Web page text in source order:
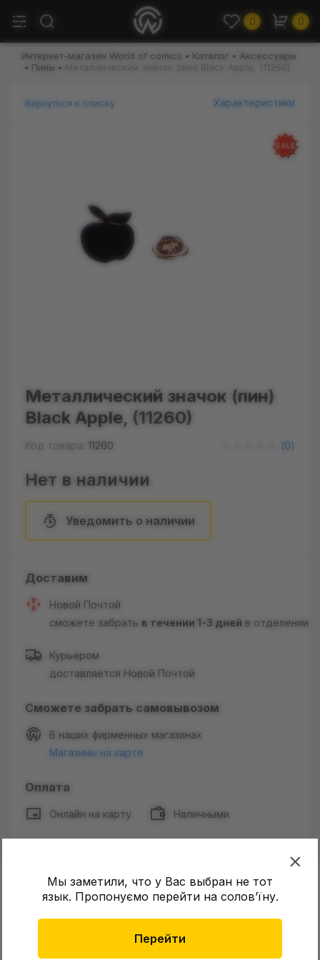
0 0
Мы заметили, что у Вас выбран не тот
язык. Пропонуємо перейти на соловʼїну.
Перейти
Интернет-магазин World of comics Каталог
Аксессуары
Пины
Металлический значок (пин) Black Apple, (11260)
Вернуться к списку Характеристики
SALE
Металлический значок (пин)
Black Apple, (11260)
Код товара: 11260 (0)
Нет в наличии
Уведомить о наличии
Доставим
Новой Почтой
сможете забрать в течении 1-3 дней в отделении
Курьером
доставляется Новой Почтой
Сможете забрать самовывозом
В наших фирменных магазинах
Магазины на карте
Оплата
Онлайн на карту Наличными
Характеристики